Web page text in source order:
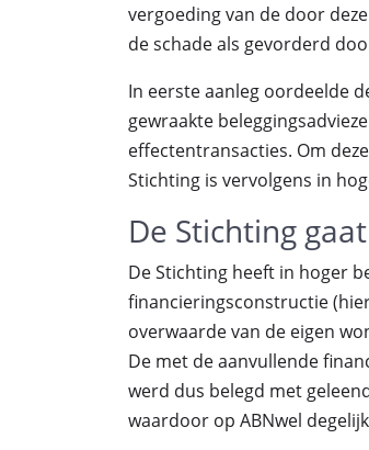
vergoeding van de door
de schade als gevorderd
In eerste aanleg oordeelde
gewraakte
effectentransacties. Om
Stichting is vervolgens in
De Stichting
De Stichting heeft in hoger
financieringsconstructie
overwaarde van de eigen
De met de aanvullende
werd dus belegd met
waardoor op ABNwel